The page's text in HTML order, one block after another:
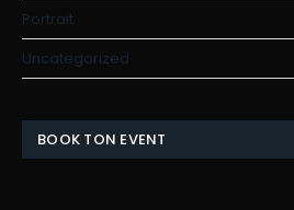
Portrait
Uncategorized
BOOK TON EVENT